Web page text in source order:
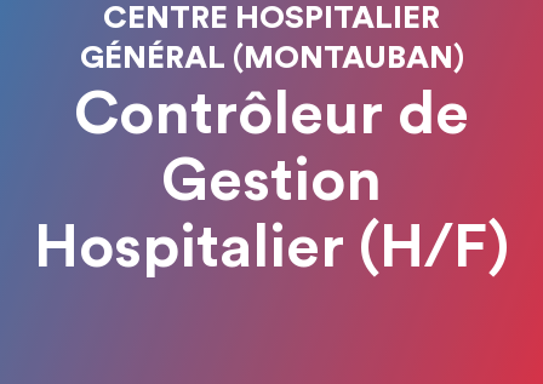
CENTRE HOSPITALIER
GÉNÉRAL (MONTAUBAN)
Contrôleur de
Gestion
Hospitalier (H/F)